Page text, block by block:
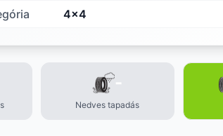
4x4
-
Nedves tapadás